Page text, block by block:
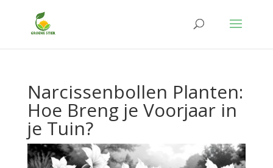
Narcissenbollen Planten:
Hoe Breng je Voorjaar in
je Tuin?